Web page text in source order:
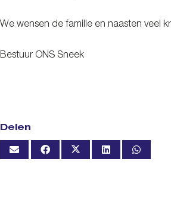
We wensen de familie en naasten veel
Bestuur ONS Sneek
Delen